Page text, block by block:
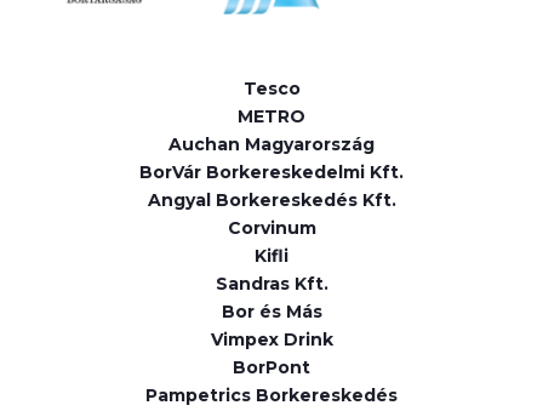
Tesco
METRO
Auchan Magyarország
BorVár Borkereskedelmi Kft.
Angyal Borkereskedés Kft.
Corvinum
Kifli
Sandras Kft.
Bor és Más
Vimpex Drink
BorPont
Pampetrics Borkereskedés